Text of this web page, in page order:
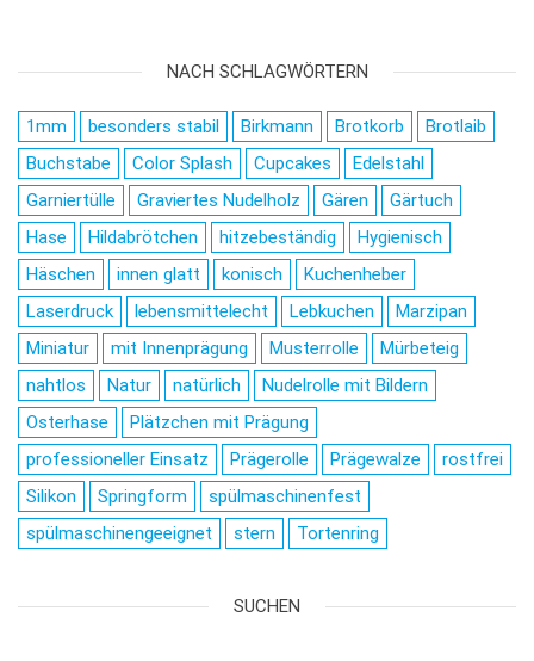
NACH SCHLAGWÖRTERN
1mm besonders stabil Birkmann Brotkorb
Brotlaib
Buchstabe
Color Splash Cupcakes
Edelstahl
Garniertülle
Graviertes Nudelholz Gären
Gärtuch
Hase
Hildabrötchen hitzebeständig
Hygienisch
Häschen
innen glatt konisch
Kuchenheber
Laserdruck
lebensmittelecht Lebkuchen
Marzipan
Miniatur
mit Innenprägung Musterrolle
Mürbeteig
nahtlos
Natur natürlich
Nudelrolle mit Bildern
Osterhase
Plätzchen mit Prägung
professioneller Einsatz
Prägerolle Prägewalze
rostfrei
Silikon
Springform
spülmaschinenfest
spülmaschinengeeignet
stern Tortenring
SUCHEN